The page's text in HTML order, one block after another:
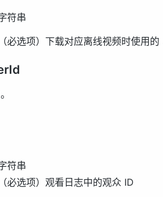
符串
必选项）下载对应离线视频时使用
符串
必选项）观看日志中的观众 ID